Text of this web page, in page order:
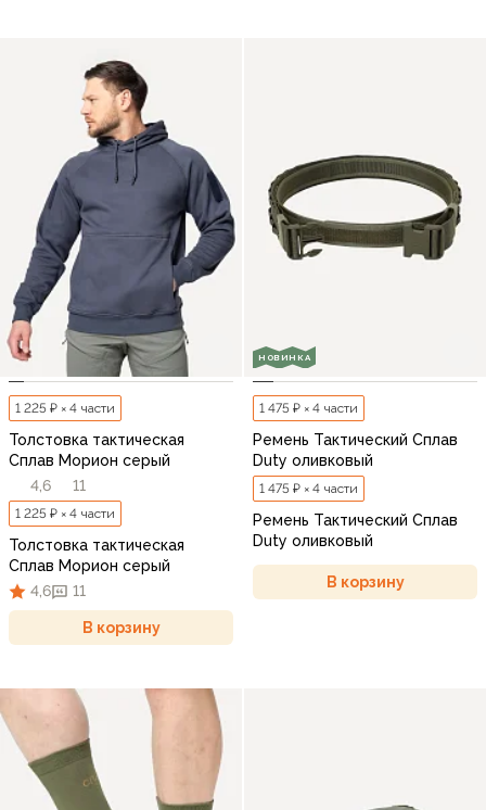
1 225 ₽ × 4 части
Толстовка тактическая
Сплав Морион серый
4,6
11
1 225 ₽ × 4 части
Толстовка тактическая
Сплав Морион серый
4,6
11
В корзину
НОВИНКА
1 475 ₽ × 4 части
Ремень Тактический Сплав
Duty оливковый
1 475 ₽ × 4 части
Ремень Тактический Сплав
Duty оливковый
В корзину